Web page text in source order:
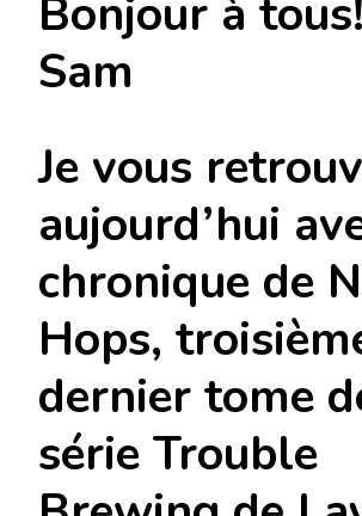
Bonjour à
Sam
Je vous
aujourd’hui
chronique de
Hops,
dernier tome
série Trouble